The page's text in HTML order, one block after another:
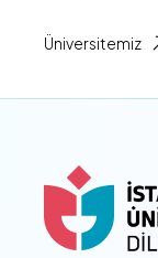
Üniversitemiz